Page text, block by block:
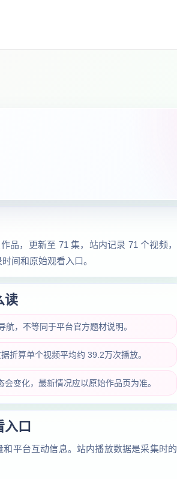
品，更新至 71 集，站内记录 71 个视频，
间和原始观看入口。
读
，不等同于平台官方题材说明。
折算单个视频平均约 39.2万次播放。
变化，最新情况应以原始作品页为准。
入口
平台互动信息。站内播放数据是采集时的